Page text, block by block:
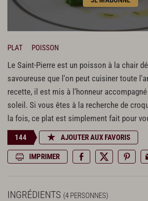
PLAT POISSON
Le Saint-Pierre est un poisson à la chair
savoureuse que l'on peut cuisiner toute
recette, il est mis à l'honneur
soleil. Si vous êtes à la recherche de
la fois, ce plat est simplement fait pour
144 AJOUTER AUX FAVORIS
IMPRIMER
INGRÉDIENTS (4 PERSONNES)